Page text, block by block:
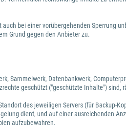
bei einer vorübergehenden Sperrung
Grund gegen den Anbieter zu.
Sammelwerk, Datenbankwerk,
geschützt ("geschützte Inhalte")
des jeweiligen Servers (für Backup-
dient, und auf einer ausreichenden
aufzubewahren.